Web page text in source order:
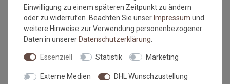
Einwilligung zu einem späteren Zeitpunkt zu ändern
oder zu widerrufen. Beachten Sie unserImpressum und
weitere Hinweise zur Verwendung personenbezogener
Daten in unsererDaten­schutz­erklärung
Essenziell Statistik Marketing
Externe Medien DHL Wunschzustellung